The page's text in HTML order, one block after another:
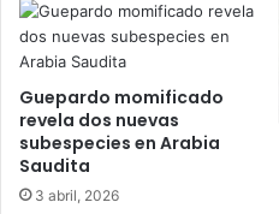
Guepardo momificado
revela dos nuevas
subespecies en Arabia
Saudita
3 abril, 2026